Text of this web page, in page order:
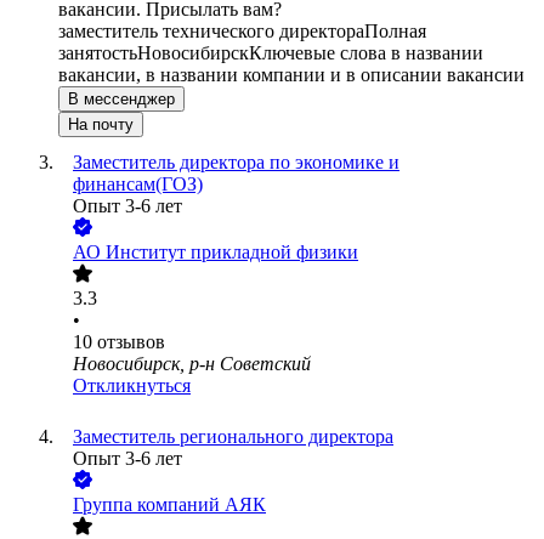
вакансии. Присылать вам?
заместитель технического директораПолная
занятостьНовосибирскКлючевые слова в названии
вакансии, в названии компании и в описании вакансии
В мессенджер
На почту
Заместитель директора по экономике и
финансам(ГОЗ)
Опыт 3-6 лет
АО Институт прикладной физики
3.3
•
10 отзывов
Новосибирск, р-н Советский
Откликнуться
Заместитель регионального директора
Опыт 3-6 лет
Группа компаний АЯК